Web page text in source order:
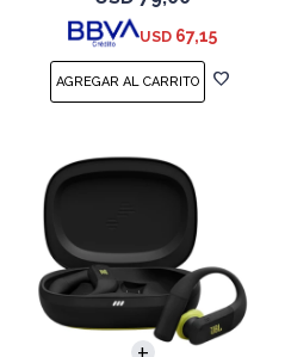
USD 67,15